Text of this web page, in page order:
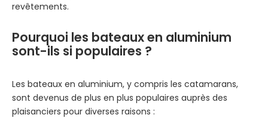
revêtements.
Pourquoi les bateaux en aluminium
sont-ils si populaires ?
Les bateaux en aluminium, y compris les catamarans,
sont devenus de plus en plus populaires auprès des
plaisanciers pour diverses raisons :